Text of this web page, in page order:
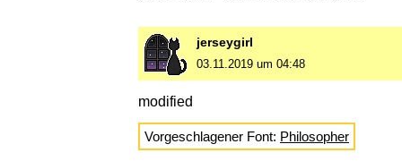
jerseygirl
03.11.2019 um 04:48
modified
Vorgeschlagener Font: Philosopher